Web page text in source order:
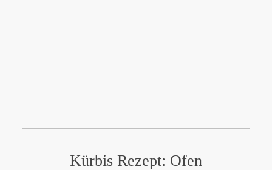
Kürbis Rezept: Ofen